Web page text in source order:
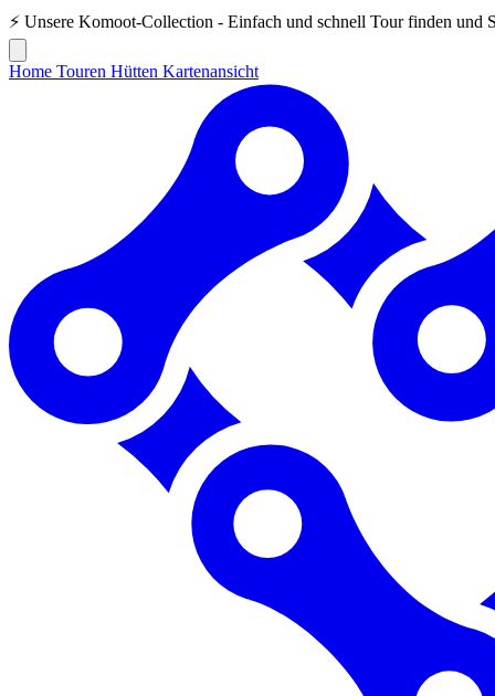
⚡ Unsere Komoot-Collection - Einfach und schnell Tour finden und
Home Touren Hütten Kartenansicht